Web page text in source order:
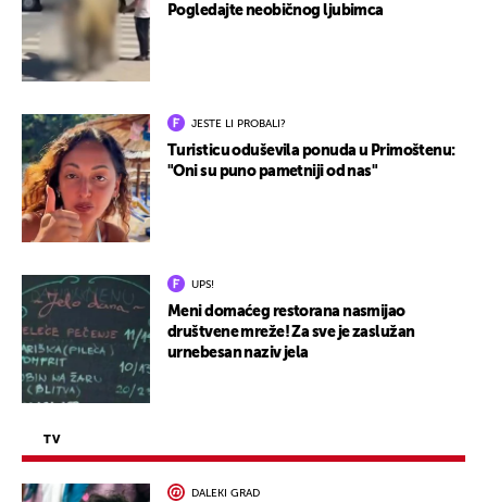
Pogledajte neobičnog ljubimca
JESTE LI PROBALI?
Turisticu oduševila ponuda u Primoštenu:
"Oni su puno pametniji od nas"
UPS!
Meni domaćeg restorana nasmijao
društvene mreže! Za sve je zaslužan
urnebesan naziv jela
TV
DALEKI GRAD